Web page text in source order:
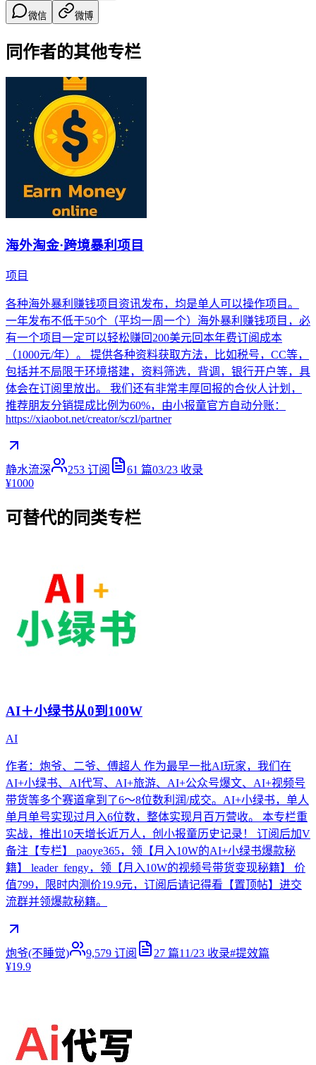
微信 微博
同作者的其他专栏
海外淘金·跨境暴利项目
项目
各种海外暴利赚钱项目资讯发布，均是单人可以操作项目。
一年发布不低于50个（平均一周一个）海外暴利赚钱项目，必
有一个项目一定可以轻松赚回200美元回本年费订阅成本
（1000元/年）。 提供各种资料获取方法，比如税号，CC等，
包括并不局限于环境搭建，资料筛选，背调，银行开户等，具
体会在订阅里放出。 我们还有非常丰厚回报的合伙人计划，
推荐朋友分销提成比例为60%，由小报童官方自动分账：
https://xiaobot.net/creator/sczl/partner
静水流深 253 订阅 61 篇03/23 收录
¥1000
可替代的同类专栏
AI＋小绿书从0到100W
AI
作者：炮爷、二爷、傅超人 作为最早一批AI玩家，我们在
AI+小绿书、AI代写、AI+旅游、AI+公众号爆文、AI+视频号
带货等多个赛道拿到了6～8位数利润/成交。AI+小绿书，单人
单月单号实现过月入6位数，整体实现月百万营收。 本专栏重
实战，推出10天增长近万人，创小报童历史记录！ 订阅后加V
备注【专栏】 paoye365，领【月入10W的AI+小绿书爆款秘
籍】 leader_fengy，领【月入10W的视频号带货变现秘籍】 价
值799，限时内测价19.9元，订阅后请记得看【置顶帖】进交
流群并领爆款秘籍。
炮爷(不睡觉) 9,579 订阅 27 篇11/23 收录#提效篇
¥19.9